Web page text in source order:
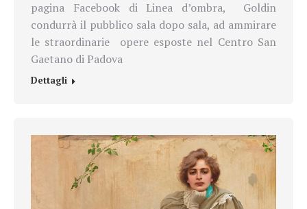
pagina Facebook di Linea d’ombra,
Goldin
condurrà il pubblico sala dopo sala, ad ammirare
le straordinarie
opere esposte nel Centro San
Gaetano di Padova
Dettagli